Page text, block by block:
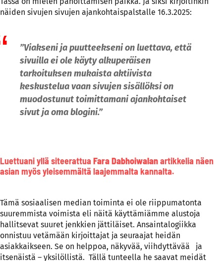
näiden sivujen sivujen ajankohtaispalstalle 16.3.2025:
”Viakseni ja puutteekseni on luettava, että
sivuilla ei ole käyty alkuperäisen
tarkoituksen mukaista aktiivista
keskustelua vaan sivujen sisällöksi on
muodostunut toimittamani ajankohtaiset
sivut ja oma blogini.”
Luettuani yllä siteerattua Fara Dabhoiwalanartikkelia näen
asian myös yleisemmältä laajemmalta kannalta.
Tämä sosiaalisen median toiminta ei ole riippumatonta
suuremmista voimista eli näitä käyttämiämme alustoja
hallitsevat suuret jenkkien jättiläiset. Ansaintalogiikka
onnistuu vetämään kirjoittajat ja seuraajat heidän
asiakkaikseen. Se on helppoa, näkyvää, viihdyttävää ja
itsenäistä – yksilöllistä. Tällä tunteella he saavat meidät